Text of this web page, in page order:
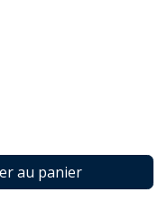
au panier